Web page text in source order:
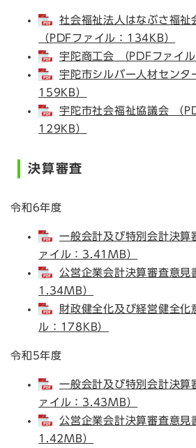
社会福祉法人はなぶさ福祉
（PDFファイル：134KB）
宇陀商工会 （PDFファイ
宇陀市シルバー人材センタ
159KB）
宇陀市社会福祉協議会 （
129KB）
決算審査
令和6年度
一般会計及び特別会計決算
ァイル：3.41MB）
公営企業会計決算審査意見
1.34MB）
財政健全化及び経営健全化
ル：178KB）
令和5年度
一般会計及び特別会計決算
ァイル：3.43MB）
公営企業会計決算審査意見
1.42MB）